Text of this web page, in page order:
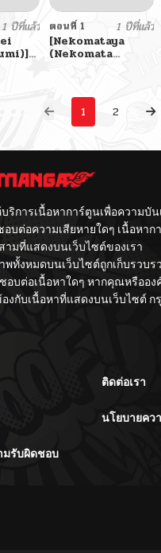
1 ปีที่แล้ว
ตอนที่ 1
1 ปีที่แล้ว
[Nekomataya
(Nekomata
Grand Order)
1 2
ริการเนื้อหาการ์ตูนเพื่อความบั
บต่อความเสียหายใดๆ เนื้อหา
มที่แสดงบนเว็บไซต์ของเรา
ทั้งหมดบนเว็บไซต์ถูกเก็บรวบร
ชอบต่อเนื้อหาใดๆ หากคุณหรืออ
องกับเนื้อหาที่แสดงบนเว็บไซต์ ก
ติดต่อเรา
นโยบายคว
มรับผิดชอบ